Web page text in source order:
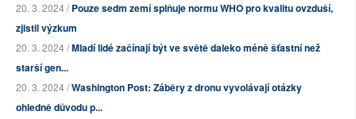
20. 3. 2024 /Pouze sedm zemí splňuje normu WHO pro kvalitu ovzduší,
zjistil výzkum
20. 3. 2024 /Mladí lidé začínají být ve světě daleko méně šťastní než
starší gen...
20. 3. 2024 /Washington Post: Záběry z dronu vyvolávají otázky
ohledně důvodu p...